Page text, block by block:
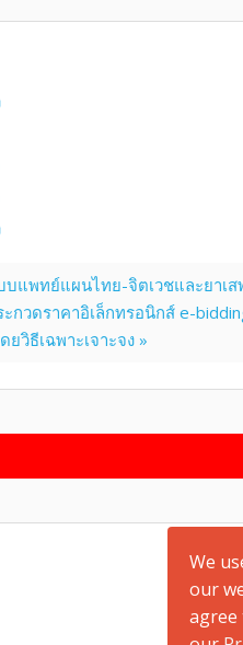
บแพทย์แผนไทย-จิตเวชและยา
วดราคาอิเล็กทรอนิกส์ e-
ธีเฉพาะเจาะจง »
We
our
agree